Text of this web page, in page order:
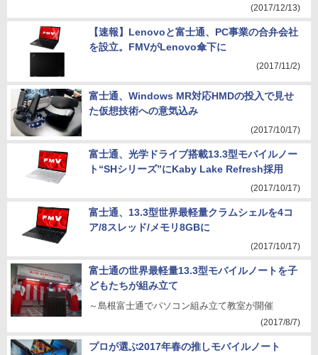
(2017/12/13)
【速報】Lenovoと富士通、PC事業の合弁会社
を設立。FMVがLenovo傘下に
(2017/11/2)
富士通、Windows MR対応HMDの投入で見せ
た仮想技術への意気込み
(2017/10/17)
富士通、光学ドライブ搭載13.3型モバイルノー
ト“SHシリーズ”にKaby Lake Refresh採用
(2017/10/17)
富士通、13.3型世界最軽量クラムシェルを4コ
ア/8スレッド/メモリ8GBに
(2017/10/17)
富士通の世界最軽量13.3型モバイルノートを子
どもたちが組み立て
～島根富士通でパソコン組み立て教室が開催
(2017/8/7)
プロが選ぶ2017年春の推しモバイルノート